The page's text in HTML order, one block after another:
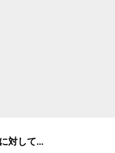
対して...